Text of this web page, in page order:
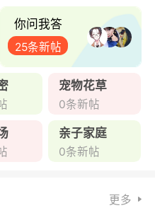
你问我答
25条新帖
宠物花草
0条新帖
亲子家庭
0条新帖
更多